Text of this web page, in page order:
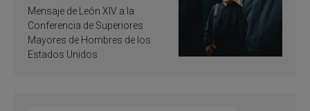
de inspiración y
santificación
Mensaje de León XIV a la
Conferencia de Superiores
Mayores de Hombres de los
Estados Unidos